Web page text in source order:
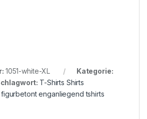
1051-white-XL
Kategorie:
T-Shirts Shirts
enganliegend tshirts